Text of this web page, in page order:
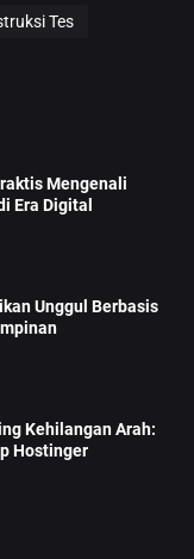
Tes
Mengenali
Era Digital
Unggul Berbasis
Kehilangan Arah:
Hostinger